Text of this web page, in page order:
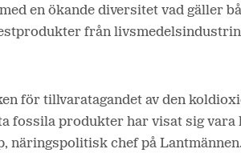
en ökande diversitet vad gäller
från
för tillvaratagandet av den
fossila produkter har visat sig vara
näringspolitisk chef på Lantmännen.